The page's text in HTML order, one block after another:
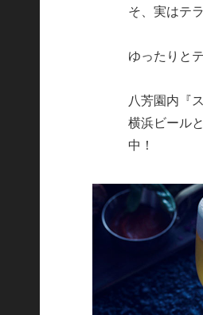
そ、実はテ
ゆったりと
八芳園内『
横浜ビール
中！